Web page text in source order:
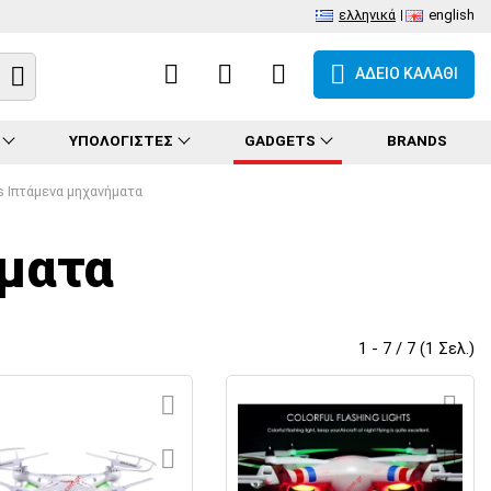
ελληνικά english
ΑΔΕΙΟ ΚΑΛΑΘΙ
ΥΠΟΛΟΓΙΣΤΕΣ GADGETS BRANDS
Ιπτάμενα μηχανήματα
1 - 7 / 7 (1 Σελ.)